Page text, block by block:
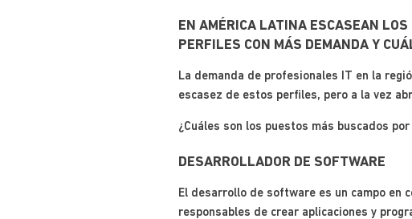
EN AMÉRICA LATINA ESCASEAN
PERFILES CON MÁS DEMANDA Y
La demanda de profesionales IT en la
escasez de estos perfiles, pero a la vez
¿Cuáles son los puestos más buscados
DESARROLLADOR DE SOFTWARE
El desarrollo de software es un campo en
responsables de crear aplicaciones y